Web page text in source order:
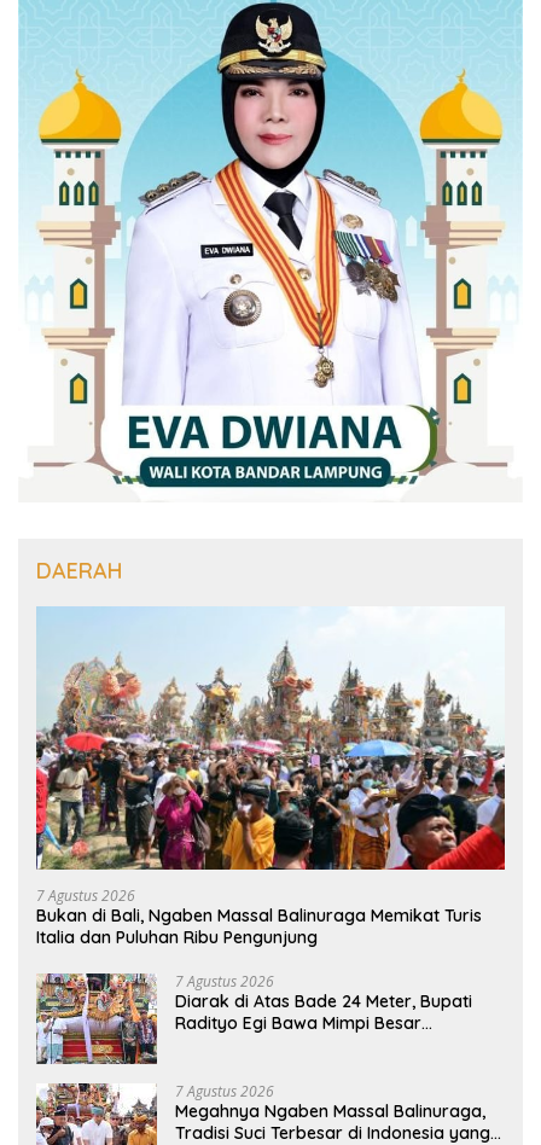
DAERAH
7 Agustus 2026
Bukan di Bali, Ngaben Massal Balinuraga Memikat Turis
Italia dan Puluhan Ribu Pengunjung
7 Agustus 2026
Diarak di Atas Bade 24 Meter, Bupati
Radityo Egi Bawa Mimpi Besar
7 Agustus 2026
Megahnya Ngaben Massal Balinuraga,
Tradisi Suci Terbesar di Indonesia yang